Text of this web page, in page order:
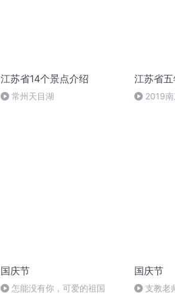
江苏省14个景点介绍
常州天目湖
江苏省
2019南
国庆节
怎能没有你，可爱的祖国
国庆节
支教老